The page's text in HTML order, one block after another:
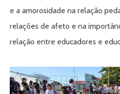
e a amorosidade na relação
relações de afeto e na
relação entre educadores e